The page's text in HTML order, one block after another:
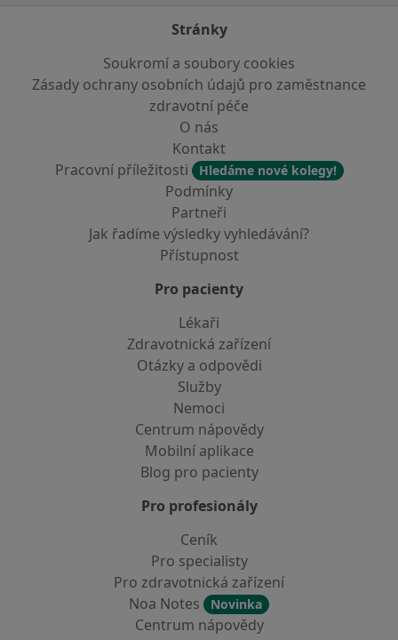
Stránky
Soukromí a soubory cookies
Zásady ochrany osobních údajů pro zaměstnance
zdravotní péče
O nás
Kontakt
Pracovní příležitosti
Hledáme nové kolegy!
Podmínky
Partneři
Jak řadíme výsledky vyhledávání?
Přístupnost
Pro pacienty
Lékaři
Zdravotnická zařízení
Otázky a odpovědi
Služby
Nemoci
Centrum nápovědy
Mobilní aplikace
Blog pro pacienty
Pro profesionály
Ceník
Pro specialisty
Pro zdravotnická zařízení
Noa Notes
Novinka
Centrum nápovědy